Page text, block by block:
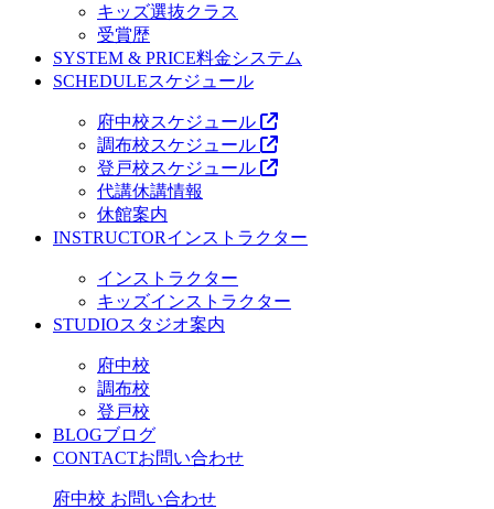
キッズ選抜クラス
受賞歴
SYSTEM & PRICE料金システム
SCHEDULEスケジュール
府中校スケジュール
調布校スケジュール
登戸校スケジュール
代講休講情報
休館案内
INSTRUCTORインストラクター
インストラクター
キッズインストラクター
STUDIOスタジオ案内
府中校
調布校
登戸校
BLOGブログ
CONTACTお問い合わせ
府中校 お問い合わせ